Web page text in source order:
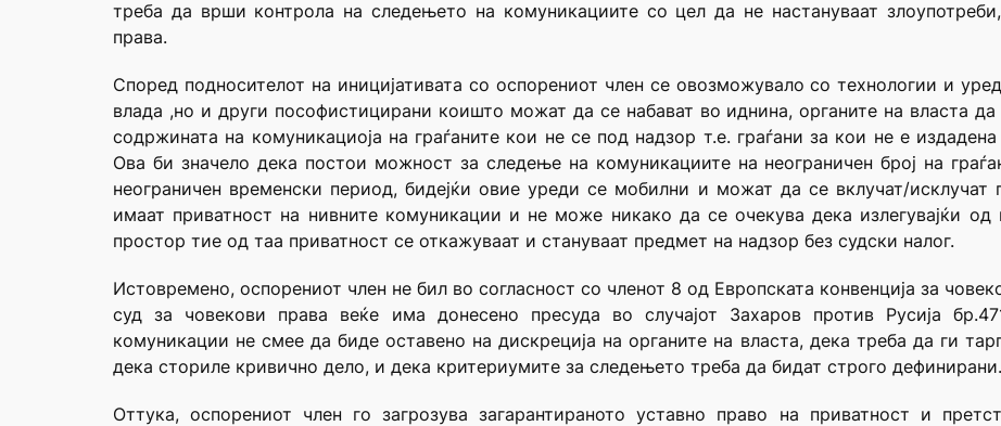
треба да врши контрола на следењето на комуникациите со цел да не настануваат
права.
Според подносителот на иницијативата со оспорениот член се овозможувало со технологии и
влада ,но и други пософистицирани коишто можат да се набават во иднина, органите на власта
содржината на комуникациоја на граѓаните кои не се под надзор т.е. граѓани за кои не е
Ова би значело дека постои можност за следење на комуникациите на неограничен број на
неограничен временски период, бидејќи овие уреди се мобилни и можат да се вклучат/исклучат
имаат приватност на нивните комуникации и не може никако да се очекува дека излегувајќи
простор тие од таа приватност се откажуваат и стануваат предмет на надзор без судски налог.
Истовремено, оспорениот член не бил во согласност со членот 8 од Европската конвенција за
суд за човекови права веќе има донесено пресуда во случајот Захаров против Русија
комуникации не смее да биде оставено на дискреција на органите на власта, дека треба да ги
дека сториле кривично дело, и дека критериумите за следењето треба да бидат строго дефинирани.
Оттука, оспорениот член го загрозува загарантираното уставно право на приватност и